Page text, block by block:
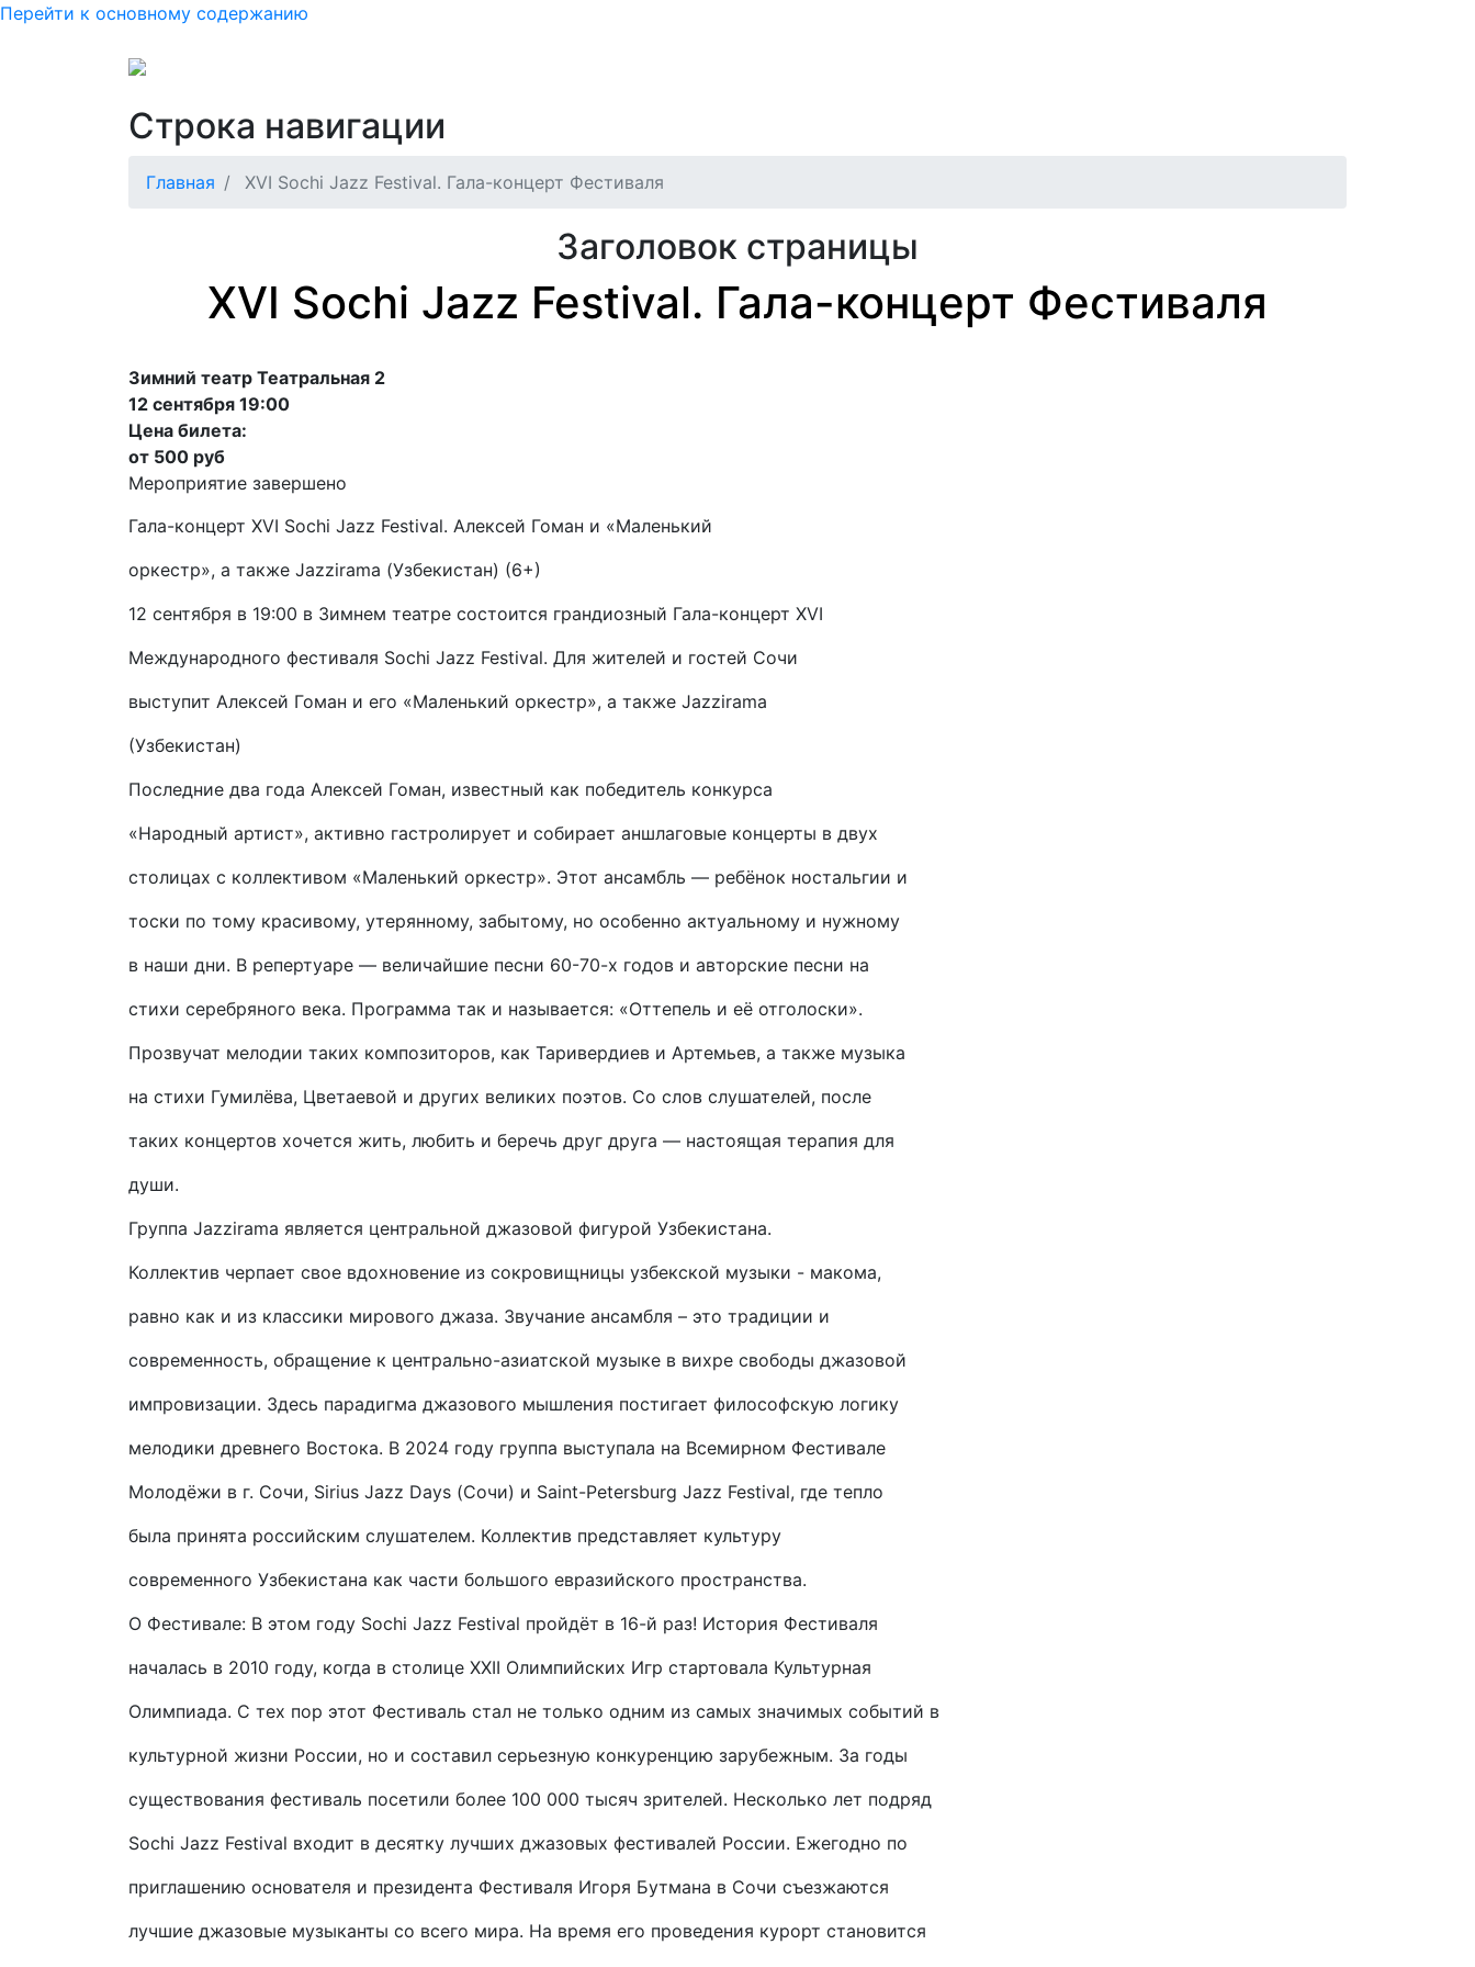
Перейти к основному содержанию
Строка навигации
Главная XVI Sochi Jazz Festival. Гала-концерт Фестиваля
Заголовок страницы
XVI Sochi Jazz Festival. Гала-концерт Фестиваля
Зимний театр Театральная 2
12 сентября 19:00
Цена билета:
от 500 руб
Мероприятие завершено
Гала-концерт XVI Sochi Jazz Festival. Алексей Гоман и «Маленький
оркестр», а также Jazzirama (Узбекистан) (6+)
12 сентября в 19:00 в Зимнем театре состоится грандиозный Гала-концерт XVI
Международного фестиваля Sochi Jazz Festival. Для жителей и гостей Сочи
выступит Алексей Гоман и его «Маленький оркестр», а также Jazzirama
(Узбекистан)
Последние два года Алексей Гоман, известный как победитель конкурса
«Народный артист», активно гастролирует и собирает аншлаговые концерты в двух
столицах с коллективом «Маленький оркестр». Этот ансамбль — ребёнок ностальгии и
тоски по тому красивому, утерянному, забытому, но особенно актуальному и нужному
в наши дни. В репертуаре — величайшие песни 60-70-х годов и авторские песни на
стихи серебряного века. Программа так и называется: «Оттепель и её отголоски».
Прозвучат мелодии таких композиторов, как Таривердиев и Артемьев, а также музыка
на стихи Гумилёва, Цветаевой и других великих поэтов. Со слов слушателей, после
таких концертов хочется жить, любить и беречь друг друга — настоящая терапия для
души.
Группа Jazzirama является центральной джазовой фигурой Узбекистана.
Коллектив черпает свое вдохновение из сокровищницы узбекской музыки - макома,
равно как и из классики мирового джаза. Звучание ансамбля – это традиции и
современность, обращение к центрально-азиатской музыке в вихре свободы джазовой
импровизации. Здесь парадигма джазового мышления постигает философскую логику
мелодики древнего Востока. В 2024 году группа выступала на Всемирном Фестивале
Молодёжи в г. Сочи, Sirius Jazz Days (Сочи) и Saint-Petersburg Jazz Festival, где тепло
была принята российским слушателем. Коллектив представляет культуру
современного Узбекистана как части большого евразийского пространства.
О Фестивале: В этом году Sochi Jazz Festival пройдёт в 16-й раз! История Фестиваля
началась в 2010 году, когда в столице XXII Олимпийских Игр стартовала Культурная
Олимпиада. С тех пор этот Фестиваль стал не только одним из самых значимых событий в
культурной жизни России, но и составил серьезную конкуренцию зарубежным. За годы
существования фестиваль посетили более 100 000 тысяч зрителей. Несколько лет подряд
Sochi Jazz Festival входит в десятку лучших джазовых фестивалей России. Ежегодно по
приглашению основателя и президента Фестиваля Игоря Бутмана в Сочи съезжаются
лучшие джазовые музыканты со всего мира. На время его проведения курорт становится